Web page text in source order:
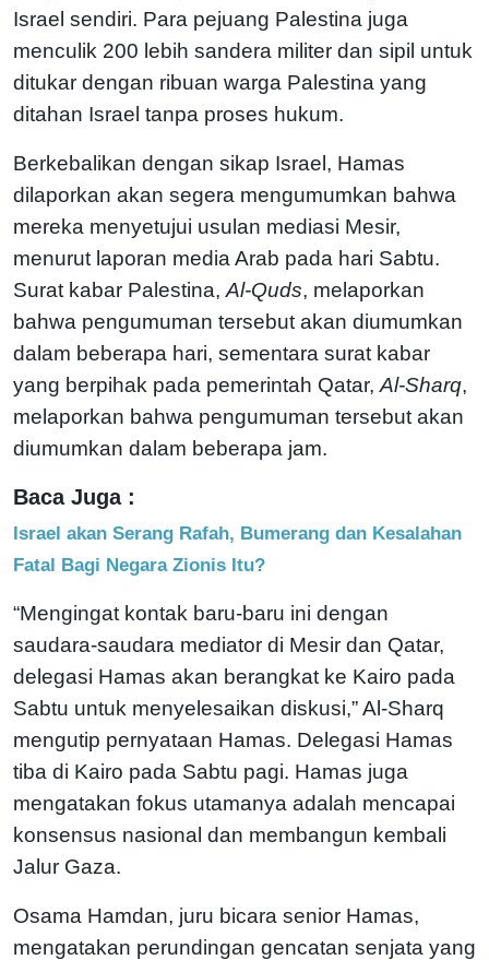
Israel sendiri. Para pejuang Palestina juga
menculik 200 lebih sandera militer dan sipil untuk
ditukar dengan ribuan warga Palestina yang
ditahan Israel tanpa proses hukum.
Berkebalikan dengan sikap Israel, Hamas
dilaporkan akan segera mengumumkan bahwa
mereka menyetujui usulan mediasi Mesir,
menurut laporan media Arab pada hari Sabtu.
Surat kabar Palestina, Al-Quds, melaporkan
bahwa pengumuman tersebut akan diumumkan
dalam beberapa hari, sementara surat kabar
yang berpihak pada pemerintah Qatar, Al-Sharq,
melaporkan bahwa pengumuman tersebut akan
diumumkan dalam beberapa jam.
Baca Juga :
Israel akan Serang Rafah, Bumerang dan Kesalahan
Fatal Bagi Negara Zionis Itu?
“Mengingat kontak baru-baru ini dengan
saudara-saudara mediator di Mesir dan Qatar,
delegasi Hamas akan berangkat ke Kairo pada
Sabtu untuk menyelesaikan diskusi,” Al-Sharq
mengutip pernyataan Hamas. Delegasi Hamas
tiba di Kairo pada Sabtu pagi. Hamas juga
mengatakan fokus utamanya adalah mencapai
konsensus nasional dan membangun kembali
Jalur Gaza.
Osama Hamdan, juru bicara senior Hamas,
mengatakan perundingan gencatan senjata yang